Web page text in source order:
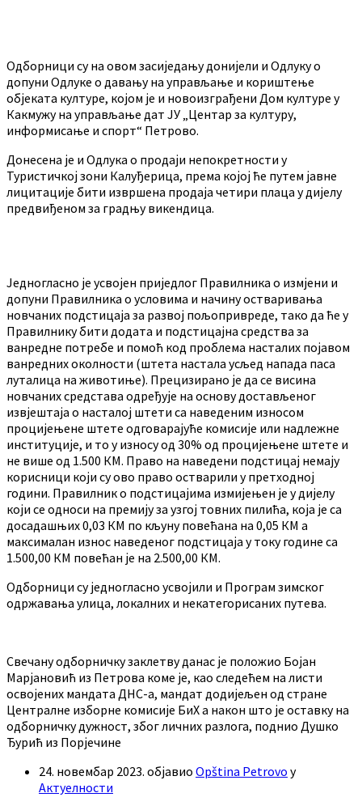
Одборници су на овом засиједању донијели и Одлуку о
допуни Одлуке о давању на управљање и кориштење
објеката културе, којом је и новоизграђени Дом културе у
Какмужу на управљање дат ЈУ „Центар за културу,
информисање и спорт“ Петрово.
Донесена је и Одлука о продаји непокретности у
Туристичкој зони Калуђерица, према којој ће путем јавне
лицитације бити извршена продаја четири плаца у дијелу
предвиђеном за градњу викендица.
Једногласно је усвојен приједлог Правилника о измјени и
допуни Правилника о условима и начину остваривања
новчаних подстицаја за развој пољопривреде, тако да ће у
Правилнику бити додата и подстицајна средства за
ванредне потребе и помоћ код проблема насталих појавом
ванредних околности (штета настала усљед напада паса
луталица на животиње). Прецизирано је да се висина
новчаних средстава одређује на основу достављеног
извјештаја о насталој штети са наведеним износом
процијењене штете одговарајуће комисије или надлежне
институције, и то у износу од 30% од процијењене штете и
не више од 1.500 КМ. Право на наведени подстицај немају
корисници који су ово право остварили у претходној
години. Правилник о подстицајима измијењен је у дијелу
који се односи на премију за узгој товних пилића, која је са
досадашњих 0,03 КМ по кљуну повећана на 0,05 КМ а
максималан износ наведеног подстицаја у току године са
1.500,00 КМ повећан је на 2.500,00 КМ.
Одборници су једногласно усвојили и Програм зимског
одржавања улица, локалних и некатегорисаних путева.
Свечану одборничку заклетву данас је положио Бојан
Марјановић из Петрова коме је, као следећем на листи
освојених мандата ДНС-а, мандат додијељен од стране
Централне изборне комисије БиХ а након што је оставку на
одборничку дужност, због личних разлога, поднио Душко
Ђурић из Порјечине
24. новембар 2023. објавио Opština Petrovo у
Актуелности